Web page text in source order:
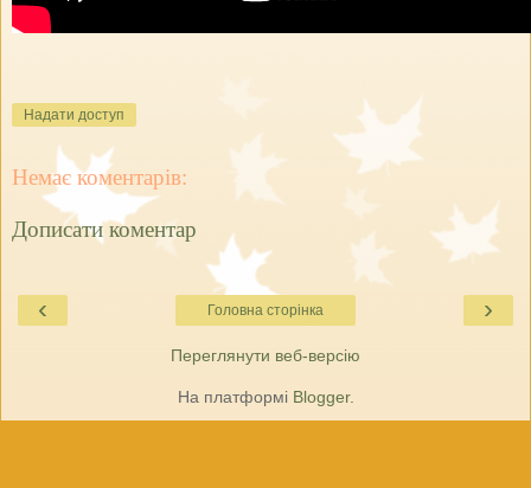
Надати доступ
Немає коментарів:
Дописати коментар
‹ ›
Головна сторінка
Переглянути веб-версію
На платформі Blogger.